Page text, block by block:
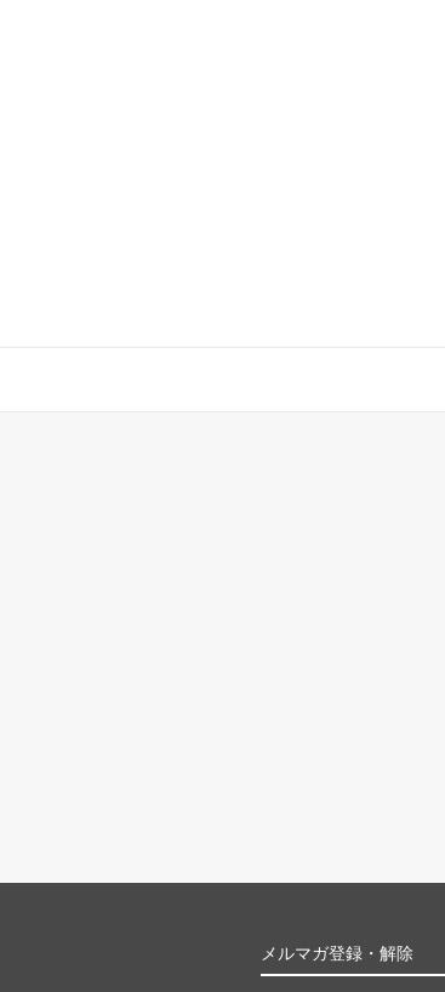
メルマガ登録・解除